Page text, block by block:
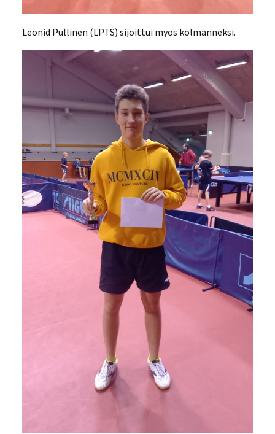
Leonid Pullinen (LPTS) sijoittui myös kolmanneksi.